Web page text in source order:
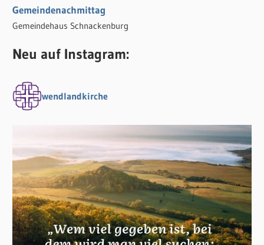
Gemeindenachmittag
Gemeindehaus Schnackenburg
Neu auf Instagram:
wendlandkirche